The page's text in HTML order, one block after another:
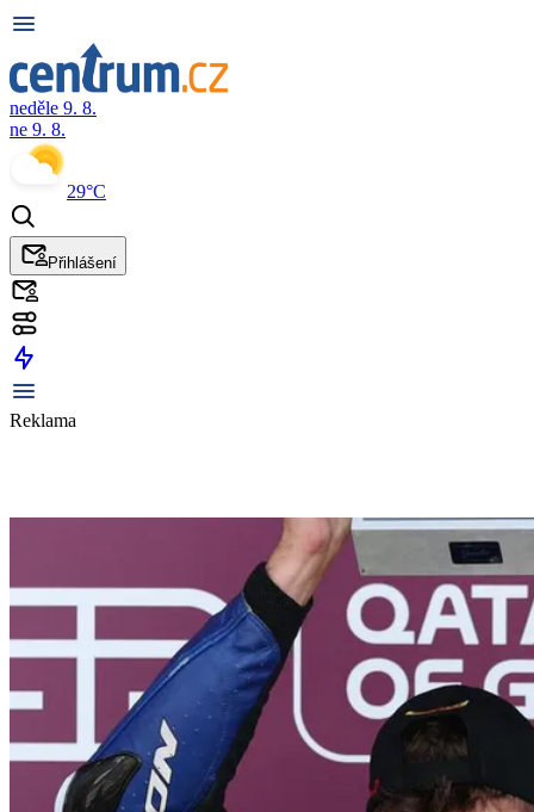
neděle 9. 8.
ne 9. 8.
29°C
Přihlášení
Reklama